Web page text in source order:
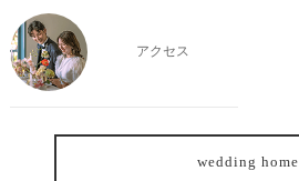
アクセス
wedding home